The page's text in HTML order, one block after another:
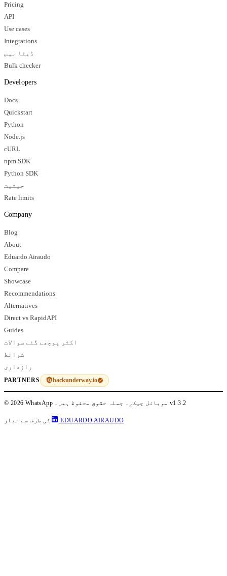
Pricing
API
Use cases
Integrations
ڈیٹا بیس
Bulk checker
Developers
Docs
Quickstart
Python
Node.js
cURL
npm SDK
Python SDK
حیثیت
Rate limits
Company
Blog
About
Eduardo Airaudo
Compare
Showcase
Recommendations
Alternatives
Direct vs RapidAPI
Guides
اکثر پوچھے گئے سوالات
شرائط
رازداری
PARTNERS hackunderway.io
© 2026 WhatsApp موبائل چیکر۔ جملہ حقوق محفوظ ہیں۔v1.3.2
کی طرف سے تیار EDUARDO AIRAUDO